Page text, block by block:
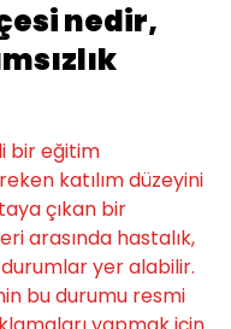
nedir,
bir eğitim
katılım düzeyini
çıkan bir
arasında hastalık,
yer alabilir.
bu durumu resmi